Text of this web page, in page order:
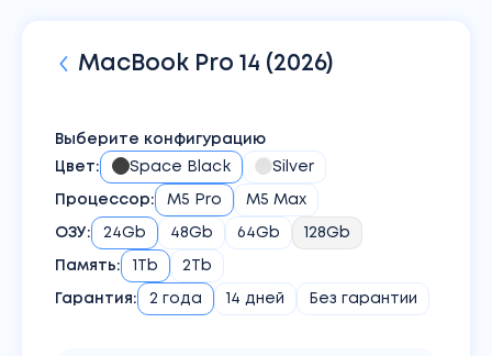
MacBook Pro 14 (2026)
Выберите конфигурацию
Цвет: Space Black Silver
Процессор: M5 Pro M5 Max
ОЗУ: 24Gb 48Gb 64Gb 128Gb
Память: 1Tb 2Tb
Гарантия: 2 года 14 дней Без гарантии